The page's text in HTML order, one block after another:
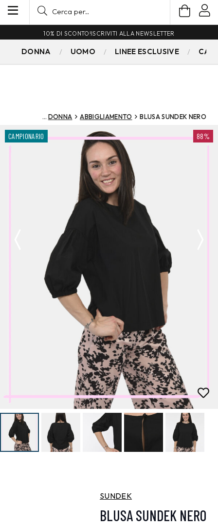
10% DI SCONTO!ISCRIVITI ALLA NEWSLETTER
DONNA UOMO LINEE ESCLUSIVE
DONNA ABBIGLIAMENTO BLUSA SUNDEK NERO
CAMPIONARIO 88%
SUNDEK
BLUSA SUNDEK NERO